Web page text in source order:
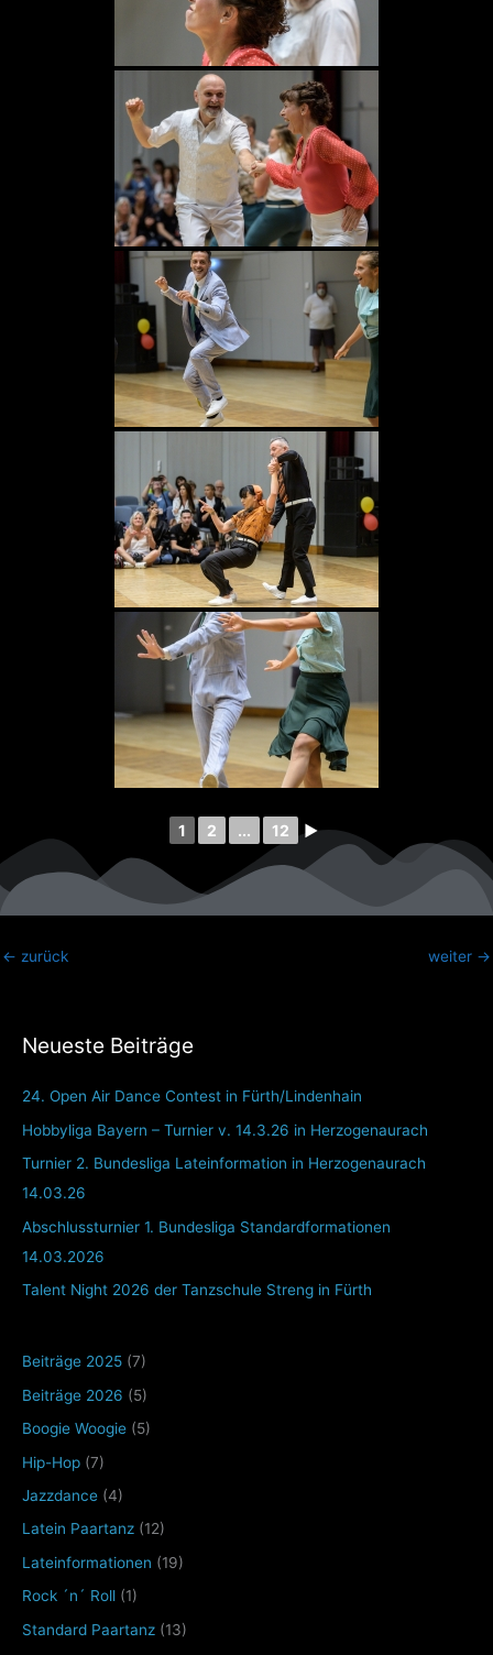
Neueste Beiträge
24. Open Air Dance Contest in Fürth/Lindenhain
Hobbyliga Bayern – Turnier v. 14.3.26 in Herzogenaurach
Turnier 2. Bundesliga Lateinformation in Herzogenaurach
14.03.26
Abschlussturnier 1. Bundesliga Standardformationen
14.03.2026
Talent Night 2026 der Tanzschule Streng in Fürth
Beiträge 2025 (7)
Beiträge 2026 (5)
Boogie Woogie (5)
Hip-Hop (7)
Jazzdance (4)
Latein Paartanz (12)
Lateinformationen (19)
Rock ´n´ Roll (1)
Standard Paartanz (13)
1 2 ... 12 ►
← zurück weiter →